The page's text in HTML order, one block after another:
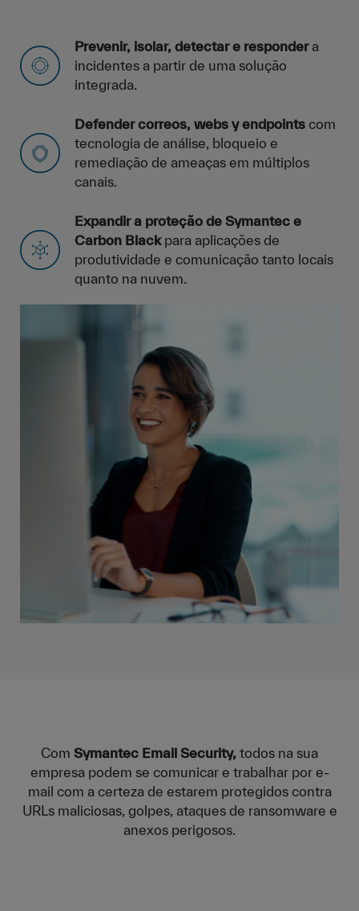
Prevenir, isolar, detectar e responder a
incidentes a partir de uma solução
integrada.
Defender correos, webs y endpointscom
tecnologia de análise, bloqueio e
remediação de ameaças em múltiplos
canais.
Expandir a proteção de Symantec e
Carbon Black para aplicações de
produtividade e comunicação tanto locais
quanto na nuvem.
Com Symantec Email Security, todos na sua
empresa podem se comunicar e trabalhar por e-
mail com a certeza de estarem protegidos contra
URLs maliciosas, golpes, ataques de ransomware e
anexos perigosos.